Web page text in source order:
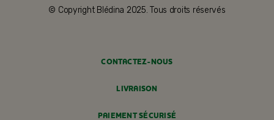
© Copyright Blédina 2025. Tous droits réservés
CONTACTEZ-NOUS
LIVRAISON
PAIEMENT SÉCURISÉ